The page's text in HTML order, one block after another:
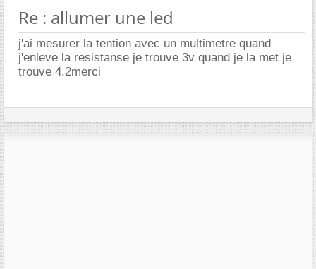
Re : allumer une led
j'ai mesurer la tention avec un multimetre quand
j'enleve la resistanse je trouve 3v quand je la met je
trouve 4.2merci